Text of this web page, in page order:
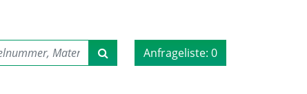
Anfrageliste: 0